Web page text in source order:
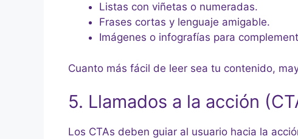
Listas con viñetas o numeradas.
Frases cortas y lenguaje amigable.
Imágenes o infografías para
Cuanto más fácil de leer sea tu contenido,
5. Llamados a la acción
Los CTAs deben guiar al usuario hacia la